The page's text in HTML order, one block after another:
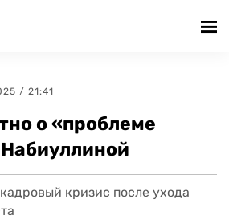
/ 21:41
о «проблеме
кризис после ухода